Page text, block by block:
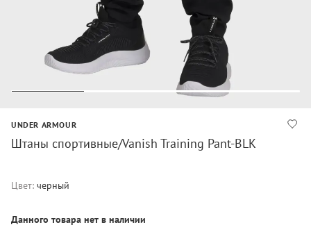
UNDER ARMOUR
Штаны спортивные/Vanish Training Pant-BLK
Цвет: черный
Данного товара нет в наличии